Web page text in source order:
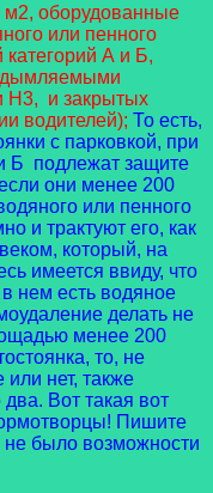
оборудованные
или пенного
А и Б,
Н3, и закрытых
водителей); То есть,
с парковкой, при
Б подлежат защите
они менее 200
или пенного
и трактуют его, как
который, на
имеется ввиду, что
нем есть водяное
делать не
менее 200
то, не
нет, также
Вот такая вот
Пишите
не было возможности